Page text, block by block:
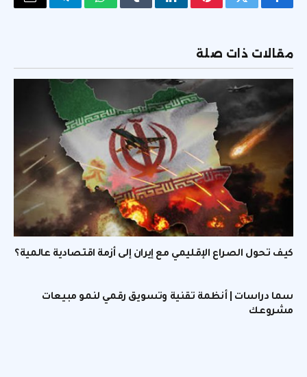
فيسبوكتويتر بينتيريستلينكدإنTumblrواتسابتيلقرامالبريد
مقالات ذات صلة
كيف تحول الصراع الإقليمي مع إيران إلى أزمة اقتصادية عالمية؟
سما دراسات | أنظمة تقنية وتسويق رقمي لنمو مبيعات
مشروعك